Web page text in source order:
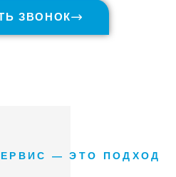
ЗВОНОК
— ЭТО ПОДХОД